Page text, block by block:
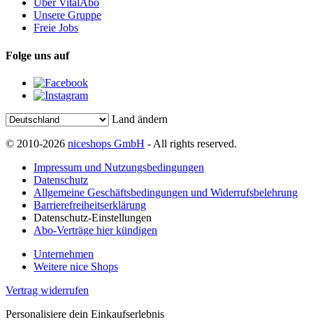
Über VitalAbo
Unsere Gruppe
Freie Jobs
Folge uns auf
Land ändern
© 2010-2026 niceshops GmbH - All rights reserved.
Impressum und Nutzungsbedingungen
Datenschutz
Allgemeine Geschäftsbedingungen und Widerrufsbelehrung
Barrierefreiheitserklärung
Datenschutz-Einstellungen
Abo-Verträge hier kündigen
Unternehmen
Weitere nice Shops
Vertrag widerrufen
Personalisiere dein Einkaufserlebnis